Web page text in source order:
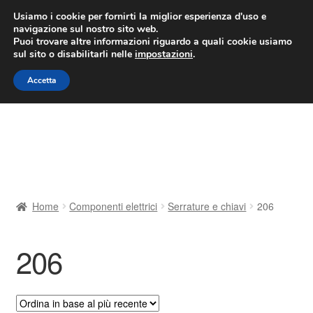
CONSEGNA da 7 EUR
Lun-Ven 9:00 - 16:00/800 580 290
Vai
alla
navigazione
Vai
al
contenuto
Contatto
Il mio account
Home Componenti elettrici Serrature e chiavi 206
206
Usiamo i cookie per fornirti la miglior esperienza d'uso e
navigazione sul nostro sito web.
Puoi trovare altre informazioni riguardo a quali cookie usiamo
sul sito o disabilitarli nelle impostazioni.
Accetta